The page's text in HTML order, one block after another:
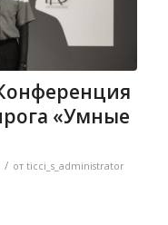
«Умные
/ от ticci_s_administrator